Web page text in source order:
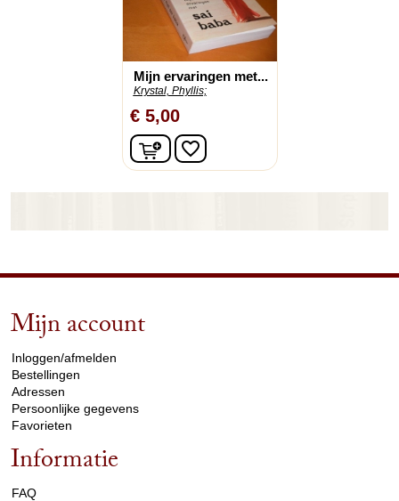
Mijn ervaringen met...
Krystal, Phyllis;
€ 5,00
In winkelwagen
favorite_border
Mijn account
Inloggen/afmelden
Bestellingen
Adressen
Persoonlijke gegevens
Favorieten
Informatie
FAQ